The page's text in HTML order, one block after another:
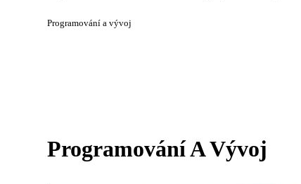
Programování a vývoj
Programování A Vývoj